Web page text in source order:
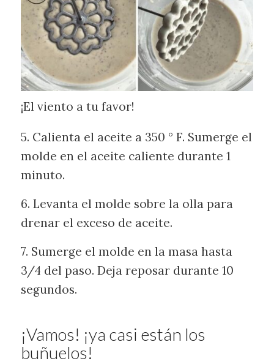
¡El viento a tu favor!
5. Calienta el aceite a 350 ° F. Sumerge el
molde en el aceite caliente durante 1
minuto.
6. Levanta el molde sobre la olla para
drenar el exceso de aceite.
7. Sumerge el molde en la masa hasta
3/4 del paso. Deja reposar durante 10
segundos.
¡Vamos! ¡ya casi están los
buñuelos!